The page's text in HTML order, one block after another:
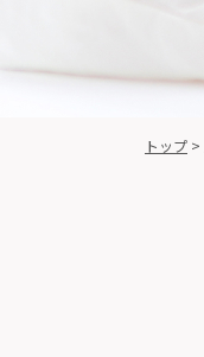
トップ >